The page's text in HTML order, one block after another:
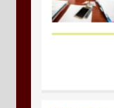
TOGO :
des